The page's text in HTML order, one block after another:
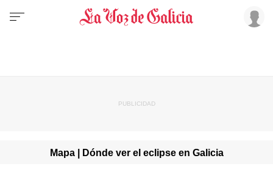
Mapa | Dónde ver el eclipse en Galicia